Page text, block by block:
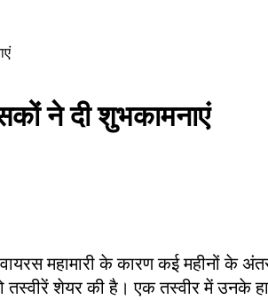
ने दी शुभकामनाएं
महामारी के कारण कई महीनों के
शेयर की है। एक तस्वीर में